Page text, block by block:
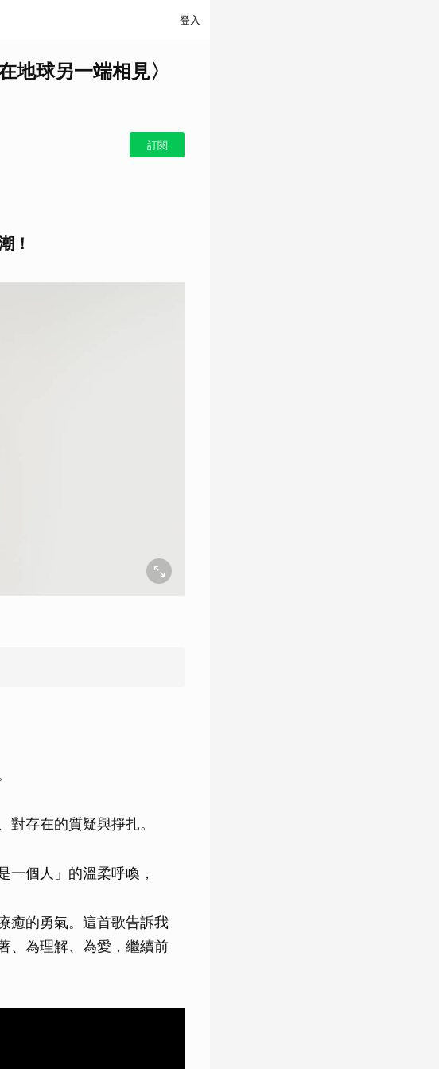
登入
球另一端相見〉
訂閱
！
存在的質疑與掙扎。
一個人」的溫柔呼喚，
癒的勇氣。這首歌告訴我
、為理解、為愛，繼續前